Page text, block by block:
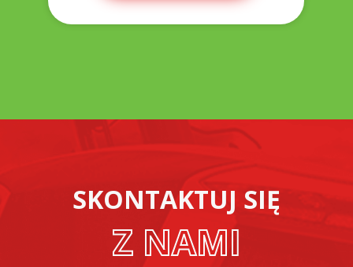
SKONTAKTUJ SIĘ
Z NAMI